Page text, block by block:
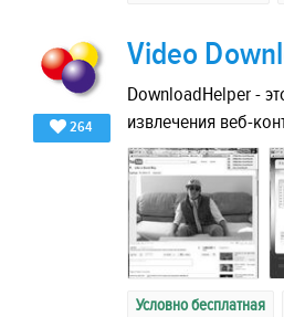
264
Video
DownloadHelper -
извлечения веб-
Условно бесплатная